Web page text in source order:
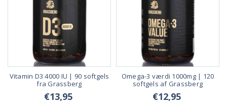
Vitamin D3 4000 IU | 90 softgels
fra Grassberg
€13,95
Omega-3 værdi 1000mg | 120
softgels af Grassberg
€12,95